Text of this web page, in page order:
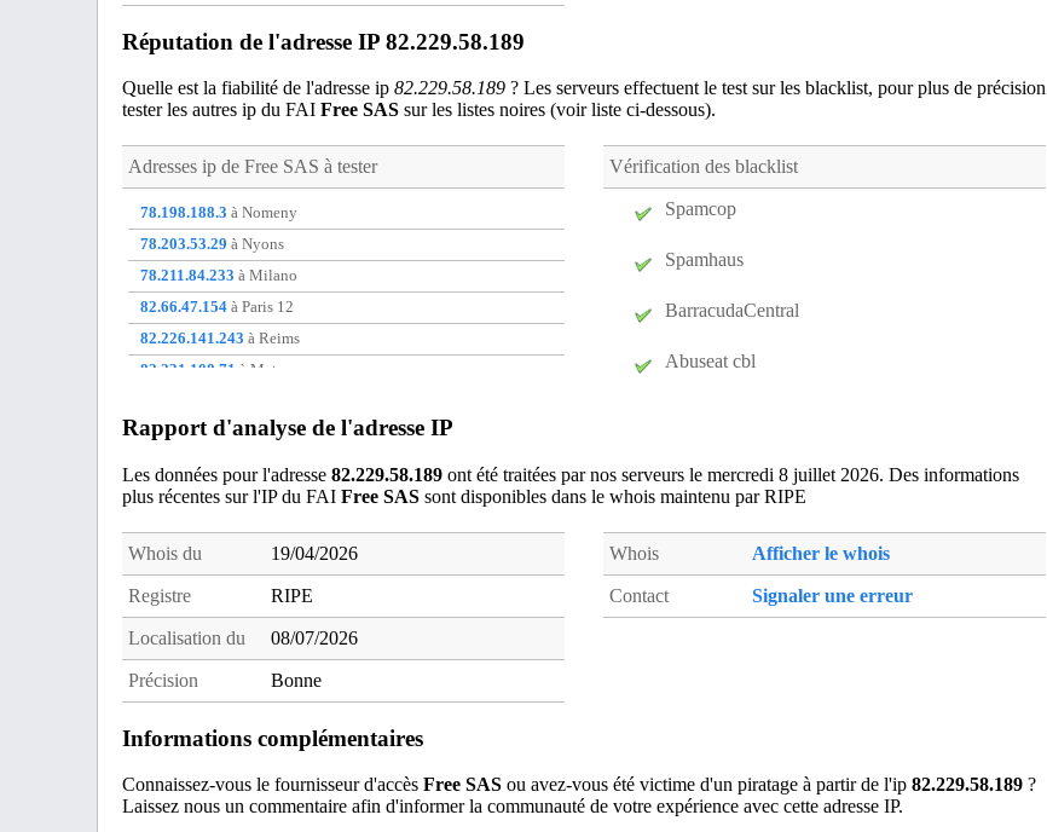
bvb14
- Bieville-Beuville (4 km)
col14- Colombelles (2 km)
csl14
- Courseulles-sur-Mer (17 km)
et414
- Eterville (10 km)
- Evrecy (17 km)
hce14- Herouville-Saint-Clair (0 km)
- Hermanville-sur-Mer (9 km)
lnt14- Saint-Laurent-de-Condel (20 km)
luc14- Luc-sur-Mer (13 km)
mrf14- Merville-Franceville-Plage (13 km)
Réputation de l'adresse IP 82.229.58.189
Quelle est la fiabilité de l'adresse ip 82.229.58.189 ? Les serveurs effectuent le test sur les blacklist, pour plus de précision
tester les autres ip du FAI Free SAS sur les listes noires (voir liste ci-dessous).
Adresses ip de Free SAS à tester
78.198.188.3 à Nomeny
78.203.53.29 à Nyons
78.211.84.233 à Milano
82.66.47.154 à Paris 12
82.226.141.243 à Reims
82.231.108.71 à Metz
88.126.32.170à Le Mesnil-Amelot
88.174.127.126
à Genlis
88.178.49.176à Saultain
Vérification des blacklist
Spamcop
Spamhaus
BarracudaCentral
Abuseat cbl
Rapport d'analyse de l'adresse IP
Les données pour l'adresse 82.229.58.189 ont été traitées par nos serveurs le mercredi 8 juillet 2026. Des informations
plus récentes sur l'IP du FAI Free SAS sont disponibles dans le whois maintenu par RIPE
Whois du 19/04/2026
Registre RIPE
Localisation du 08/07/2026
Précision Bonne
Whois Afficher le whois
Contact Signaler une erreur
Informations complémentaires
Connaissez-vous le fournisseur d'accès Free SAS ou avez-vous été victime d'un piratage à partir de l'ip 82.229.58.189 ?
Laissez nous un commentaire afin d'informer la communauté de votre expérience avec cette adresse IP.